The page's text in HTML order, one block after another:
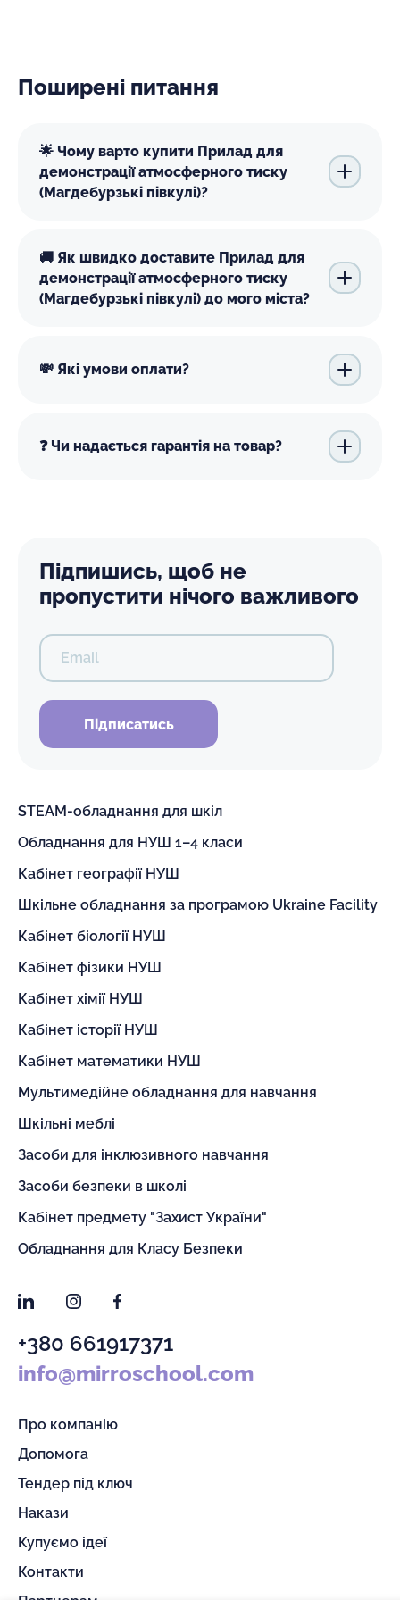
Поширені питання
🌟 Чому варто купити Прилад для
демонстрації атмосферного тиску
(Магдебурзькі півкулі)?
🚚 Як швидко доставите Прилад для
демонстрації атмосферного тиску
(Магдебурзькі півкулі) до мого міста?
💸 Які умови оплати?
❓ Чи надається гарантія на товар?
Підпишись, щоб не
пропустити нічого важливого
Email
Підписатись
STEAM-обладнання для шкіл
Обладнання для НУШ 1–4 класи
Кабінет географії НУШ
Шкільне обладнання за програмою Ukraine Facility
Кабінет біології НУШ
Кабінет фізики НУШ
Кабінет хімії НУШ
Кабінет історії НУШ
Кабінет математики НУШ
Мультимедійне обладнання для навчання
Шкільні меблі
Засоби для інклюзивного навчання
Засоби безпеки в школі
Кабінет предмету "Захист України"
Обладнання для Класу Безпеки
LinkedInInstagramFacebook
+380 661917371
info@mirroschool.com
Про компанію
Допомога
Тендер під ключ
Накази
Купуємо ідеї
Контакти